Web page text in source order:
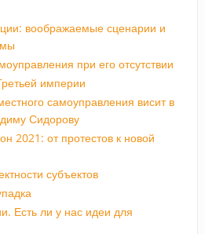
воображаемые сценарии и
при его отсутствии
империи
самоуправления висит в
Сидорову
2021: от протестов к новой
субъектов
Есть ли у нас идеи для